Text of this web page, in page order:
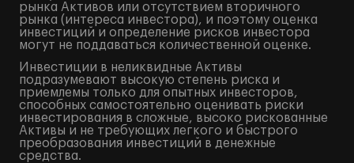
рынка Активов или отсутствием вторичного
рынка (интереса инвестора), и поэтому оценка
инвестиций и определение рисков инвестора
могут не поддаваться количественной оценке.
Инвестиции в неликвидные Активы
подразумевают высокую степень риска и
приемлемы только для опытных инвесторов,
способных самостоятельно оценивать риски
инвестирования в сложные, высоко рискованные
Активы и не требующих легкого и быстрого
преобразования инвестиций в денежные
средства.